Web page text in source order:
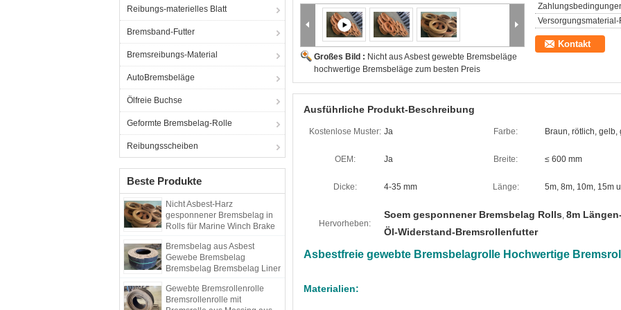
Reibungs-materielles Blatt
Bremsband-Futter
Bremsreibungs-Material
AutoBremsbeläge
Ölfreie Buchse
Geformte Bremsbelag-Rolle
Reibungsscheiben
Beste Produkte
Nicht Asbest-Harz
gesponnener Bremsbelag in
Rolls für Marine Winch Brake
Bremsbelag aus Asbest
Gewebe Bremsbelag
Bremsbelag Bremsbelag Liner
Gewebte Bremsrollenrolle
Bremsrollenrolle mit
Großes Bild : Nicht aus Asbest gewebte Bremsbeläge
hochwertige Bremsbeläge zum besten Preis
Kontakt
Ausführliche Produkt-Beschreibung
Kostenlose Muster: Ja Farbe: Braun, rötlich, gelb,
OEM: Ja Breite: ≤ 600 mm
Dicke: 4-35 mm Länge: 5m, 8m, 10m, 15m
Hervorheben:
Soem gesponnener Bremsbelag Rolls, 8m
Öl-Widerstand-Bremsrollenfutter
Asbestfreie gewebte Bremsbelagrolle Hochwertige
Materialien: